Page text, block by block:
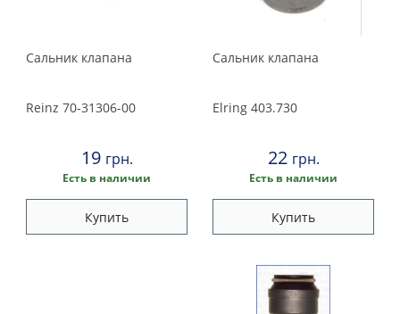
1996
Сальник клапана
Reinz 70-31306-00
19 грн.
Есть в наличии
Купить
Сальник клапана
Elring 403.730
22 грн.
Есть в наличии
Купить